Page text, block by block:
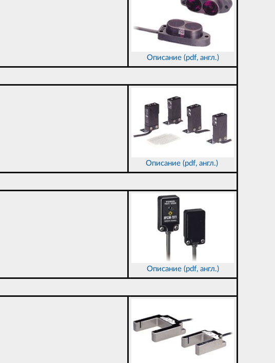
Описание (pdf, англ.)
Описание (pdf, англ.)
Описание (pdf, англ.)